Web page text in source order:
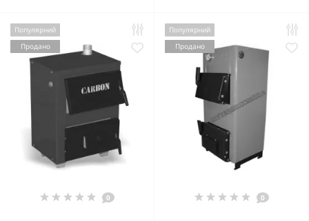
Популярний
Продано
0
Популярний
Продано
0